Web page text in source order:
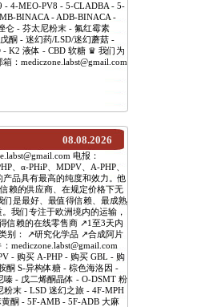
- 4-MEO-PV8 - 5-CLADBA - 5-
BINACA - ADB-BINACA -
仑 - 芬太尼粉末 - 氟红霉素
酮 - 迷幻药/LSD/迷幻蘑菇 -
- K2 液体 - CBD 软糖 ♛ 我们为
：mediczone.labst@gmail.com
08.08.2026
电报：
、α-PHiP、MDPV、A-PHP、
品具有最高的纯度和效力。他
赖的供应商、在规定价格下无
是最好、最值得信赖、最成熟
我们专注于欧洲境内的运输，
信赖的在线零售商 ↗️1至3天内
别： ↗️研究化学品 ↗️合成阿片
mediczone.labst@gmail.com
- 购买 A-PHP - 购买 GBL - 购
酮 S-异构体糖 - 棕色海洛因 -
嗪 - 戊二烯酮晶体 - O-DSMT 粉
末 - LSD 迷幻之旅 - 4F-MPH
酮 - 5F-AMB - 5F-ADB 大麻